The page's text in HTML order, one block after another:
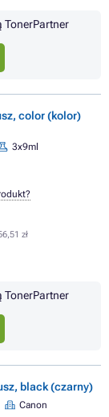
TonerPartner
color (kolor)
3x9ml
zł
TonerPartner
black (czarny)
Canon